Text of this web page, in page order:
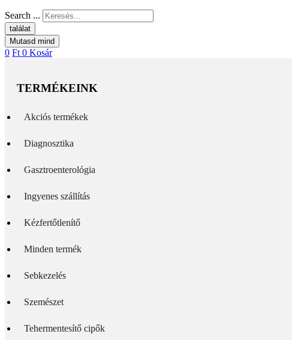
Search ...
találat
Mutasd mind
0 Ft 0 Kosár
TERMÉKEINK
Akciós termékek
Diagnosztika
Gasztroenterológia
Ingyenes szállítás
Kézfertőtlenítő
Minden termék
Sebkezelés
Szemészet
Tehermentesítő cipők